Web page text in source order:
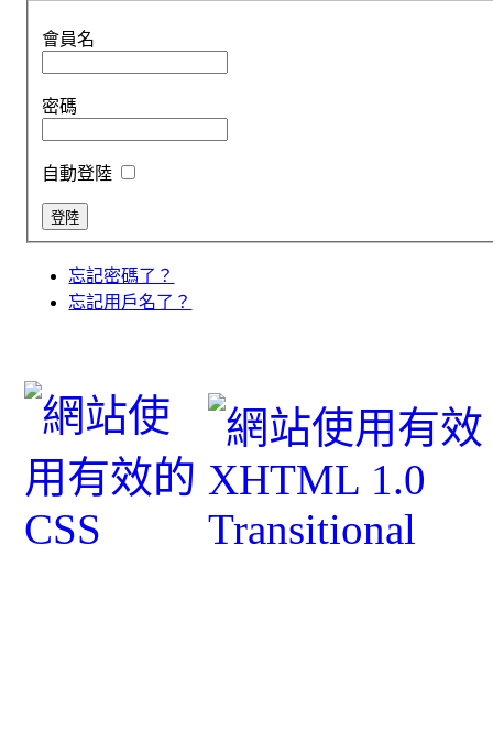
會員名
密碼
自動登陸
忘記密碼了？
忘記用戶名了？